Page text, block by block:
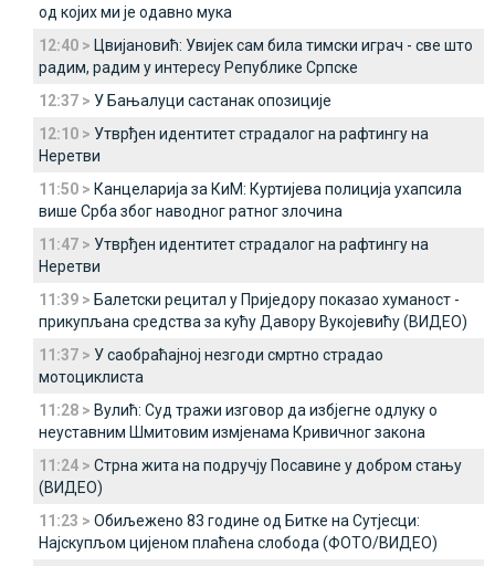
од којих ми је одавно мука
12:40 > Цвијановић: Увијек сам била тимски играч - све што
радим, радим у интересу Републике Српске
12:37 > У Бањалуци састанак опозиције
12:10 > Утврђен идентитет страдалог на рафтингу на
Неретви
11:50 > Канцеларија за КиМ: Куртијева полиција ухапсила
више Срба због наводног ратног злочина
11:47 > Утврђен идентитет страдалог на рафтингу на
Неретви
11:39 > Балетски рецитал у Приједору показао хуманост -
прикупљана средства за кућу Давору Вукојевићу (ВИДЕО)
11:37 > У саобраћајној незгоди смртно страдао
мотоциклиста
11:28 > Вулић: Суд тражи изговор да избјегне одлуку о
неуставним Шмитовим измјенама Кривичног закона
11:24 > Стрна жита на подручју Посавине у добром стању
(ВИДЕО)
11:23 > Обиљежено 83 године од Битке на Сутјесци:
Најскупљом цијеном плаћена слобода (ФОТО/ВИДЕО)